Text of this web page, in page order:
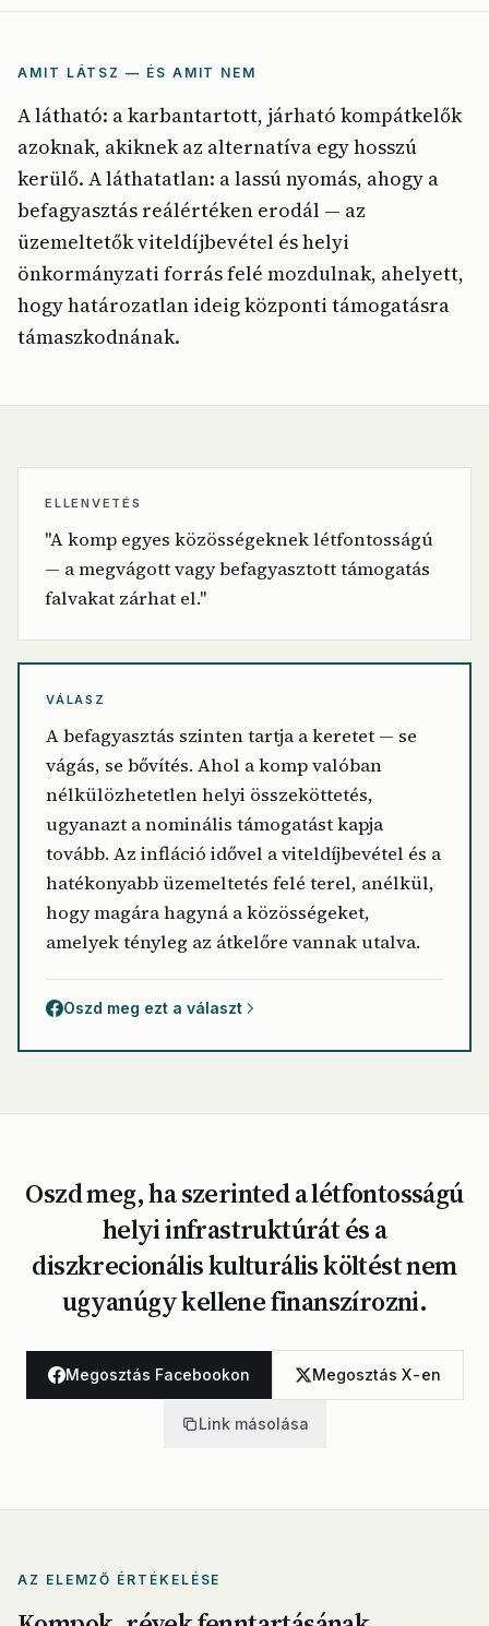
AMIT LÁTSZ — ÉS AMIT NEM
A látható: a karbantartott, járható kompátkelők
azoknak, akiknek az alternatíva egy hosszú
kerülő. A láthatatlan: a lassú nyomás, ahogy a
befagyasztás reálértéken erodál — az
üzemeltetők viteldíjbevétel és helyi
önkormányzati forrás felé mozdulnak, ahelyett,
hogy határozatlan ideig központi támogatásra
támaszkodnának.
ELLENVETÉS
"A komp egyes közösségeknek létfontosságú
— a megvágott vagy befagyasztott támogatás
falvakat zárhat el."
VÁLASZ
A befagyasztás szinten tartja a keretet — se
vágás, se bővítés. Ahol a komp valóban
nélkülözhetetlen helyi összeköttetés,
ugyanazt a nominális támogatást kapja
tovább. Az infláció idővel a viteldíjbevétel és a
hatékonyabb üzemeltetés felé terel, anélkül,
hogy magára hagyná a közösségeket,
amelyek tényleg az átkelőre vannak utalva.
Oszd meg ezt a választ
Oszd meg, ha szerinted a létfontosságú
helyi infrastruktúrát és a
diszkrecionális kulturális költést nem
ugyanúgy kellene finanszírozni.
Megosztás Facebookon Megosztás X-en
Link másolása
AZ ELEMZŐ ÉRTÉKELÉSE